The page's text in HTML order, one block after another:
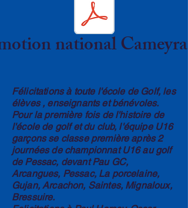
national
Félicitations à toute l'école de Golf, les
élèves , enseignants et bénévoles.
Pour la première fois de l'histoire de
l'école de golf et du club, l'équipe U16
garçons se classe première après 2
journées de championnat U16 au golf
de Pessac, devant Pau GC,
Arcangues, Pessac, La porcelaine,
Gujan, Arcachon, Saintes, Mignaloux,
Bressuire.